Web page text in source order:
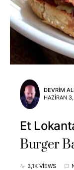
DEVRIM
HAZIRAN
Et
Burger
3,1K VIEWS